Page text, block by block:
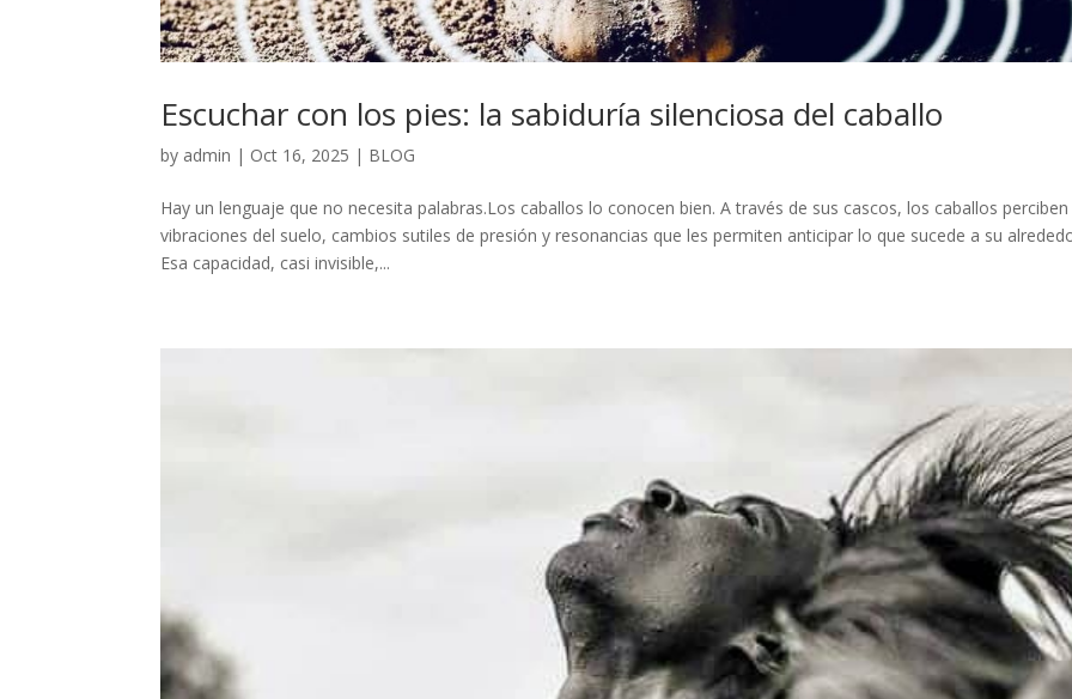
Escuchar con los pies: la sabiduría silenciosa del caballo
by admin | Oct 16, 2025 | BLOG
Hay un lenguaje que no necesita palabras.Los caballos lo conocen bien. A través de sus cascos, los caballos perciben
vibraciones del suelo, cambios sutiles de presión y resonancias que les permiten anticipar lo que sucede a su
Esa capacidad, casi invisible,...